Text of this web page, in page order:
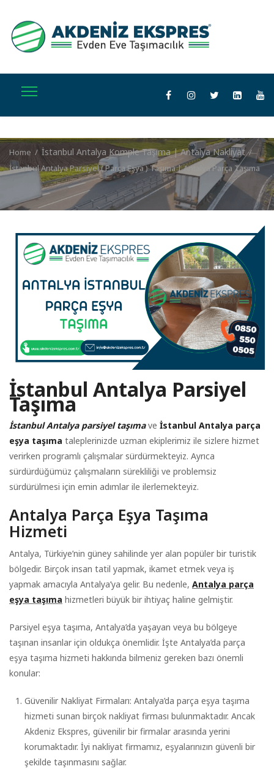
Home / İstanbul Antalya Komple Taşıma | Antalya Nakliyat /
İstanbul Antalya Parsiyel ( Parça Eşya ) Taşıma | Antalya Parça Taşıma
İstanbul Antalya Parsiyel
Taşıma
İstanbul Antalya parsiyel taşıma ve İstanbul Antalya parça
eşya taşıma taleplerinizde uzman ekiplerimiz ile sizlere hizmet
verirken programlı çalışmalar sürdürmekteyiz. Ayrıca
sürdürdüğümüz çalışmaların sürekliliği ve problemsiz
sürdürülmesi için emin adımlar ile ilerlemekteyiz.
Antalya Parça Eşya Taşıma
Hizmeti
Antalya, Türkiye’nin güney sahilinde yer alan popüler bir turistik
bölgedir. Birçok insan tatil yapmak, ikamet etmek veya iş
yapmak amacıyla Antalya’ya gelir. Bu nedenle, Antalya parça
eşya taşıma hizmetleri büyük bir ihtiyaç haline gelmiştir.
Parsiyel eşya taşıma, Antalya’da yaşayan veya bu bölgeye
taşınan insanlar için oldukça önemlidir. İşte Antalya’da parça
eşya taşıma hizmeti hakkında bilmeniz gereken bazı önemli
konular:
Güvenilir Nakliyat Firmaları: Antalya’da parça eşya taşıma
hizmeti sunan birçok nakliyat firması bulunmaktadır. Ancak
Akdeniz Ekspres, güvenilir bir firmalar arasında yerini
korumaktadır. İyi nakliyat firmamız, eşyalarınızın güvenli bir
şekilde taşınmasını sağlar.